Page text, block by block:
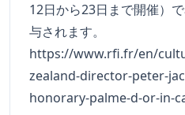
12日から23日まで開催）
与されます。
https://www.rfi.fr/en/
zealand-director-peter-
honorary-palme-d-or-in-